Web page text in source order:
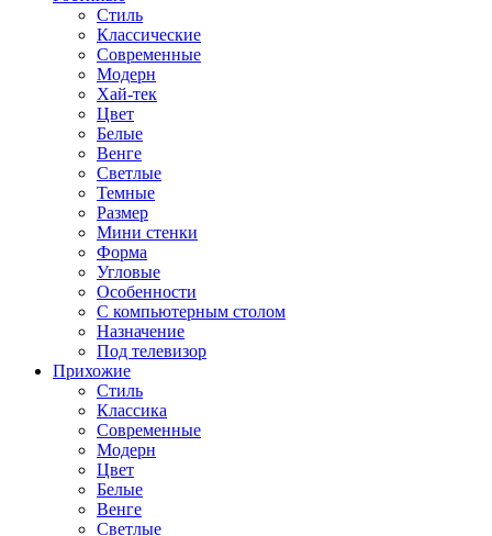
Стиль
Классические
Современные
Модерн
Хай-тек
Цвет
Белые
Венге
Светлые
Темные
Размер
Мини стенки
Форма
Угловые
Особенности
С компьютерным столом
Назначение
Под телевизор
Прихожие
Стиль
Классика
Современные
Модерн
Цвет
Белые
Венге
Светлые